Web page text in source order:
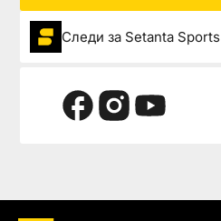
Следи за Setanta Sports